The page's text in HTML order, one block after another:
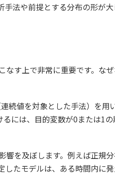
法や前提とする分布の形が大
す上で非常に重要です。な
続値を対象とした手法）を用
には、目的変数が0または1
響を及ぼします。例えば正規
たモデルは、ある時間内に